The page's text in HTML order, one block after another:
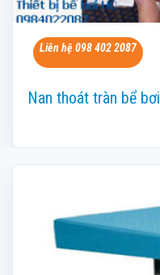
Liên hệ 098 402 2087
Nan thoát tràn bể bơi